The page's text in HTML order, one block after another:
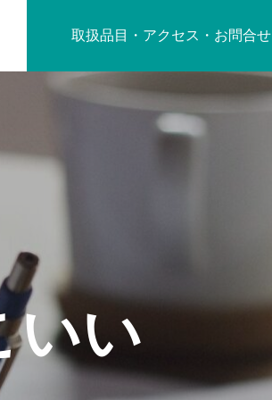
取扱品目・アクセス・お問合せ
いい